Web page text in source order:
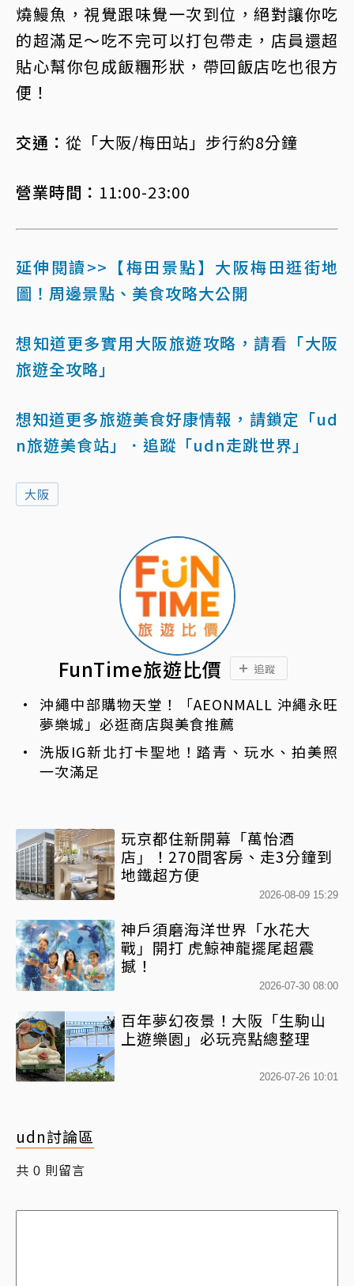
燒鰻魚，視覺跟味覺一次到位，絕對讓你吃
的超滿足～吃不完可以打包帶走，店員還超
貼心幫你包成飯糰形狀，帶回飯店吃也很方
便！
交通： 從「大阪/梅田站」步行約8分鐘
營業時間： 11:00-23:00
延伸閱讀>>【梅田景點】大阪梅田逛街地
圖！周邊景點、美食攻略大公開
想知道更多實用大阪旅遊攻略，請看「大阪
旅遊全攻略」
想知道更多旅遊美食好康情報，請鎖定「ud
n旅遊美食站」
．追蹤「udn走跳世界」
大阪
FunTime旅遊比價 追蹤
沖繩中部購物天堂！「AEONMALL 沖繩永旺
夢樂城」必逛商店與美食推薦
洗版IG新北打卡聖地！踏青、玩水、拍美照
一次滿足
玩京都住新開幕「萬怡酒
店」！270間客房、走3分鐘到
地鐵超方便
2026-08-09 15:29
神戶須磨海洋世界「水花大
戰」開打 虎鯨神龍擺尾超震
撼！
2026-07-30 08:00
百年夢幻夜景！大阪「生駒山
上遊樂園」必玩亮點總整理
2026-07-26 10:01
udn討論區
共 0 則留言